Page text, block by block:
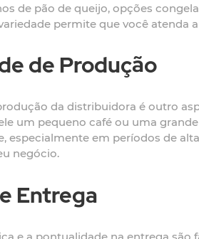
de pão de queijo, opções
permite que você
de Produção
da distribuidora é outro
um pequeno café ou uma
especialmente em períodos de
negócio.
Entrega